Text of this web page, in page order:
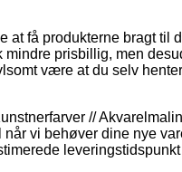
at få produkterne bragt
mindre prisbillig, men
være at du selv
//
vi behøver dine nye